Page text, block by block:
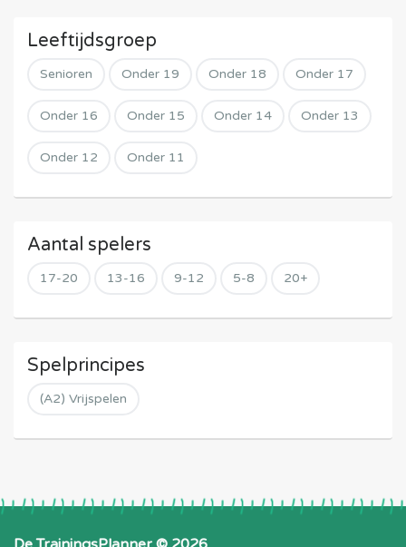
Leeftijdsgroep
Senioren Onder 19 Onder 18 Onder 17
Onder 16 Onder 15 Onder 14 Onder 13
Onder 12 Onder 11
Aantal spelers
17-20 13-16 9-12 5-8 20+
Spelprincipes
(A2) Vrijspelen